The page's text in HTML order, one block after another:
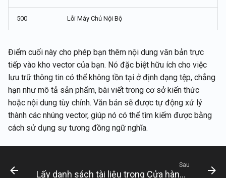
500 Lỗi Máy Chủ Nội Bộ
Điểm cuối này cho phép bạn thêm nội dung văn bản trực
tiếp vào kho vector của bạn. Nó đặc biệt hữu ích cho việc
lưu trữ thông tin có thể không tồn tại ở định dạng tệp, chẳng
hạn như mô tả sản phẩm, bài viết trong cơ sở kiến thức
hoặc nội dung tùy chỉnh. Văn bản sẽ được tự động xử lý
thành các nhúng vector, giúp nó có thể tìm kiếm được bằng
cách sử dụng sự tương đồng ngữ nghĩa.
Sau
Lấy danh sách tài liệu trong Cửa hàng Vector